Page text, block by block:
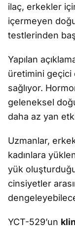
ilaç, erkekler
içermeyen
testlerinden
Yapılan
üretimini geçici
sağlıyor.
geleneksel
daha az yan
Uzmanlar,
kadınlara
yük
cinsiyetler
YCT-529’un